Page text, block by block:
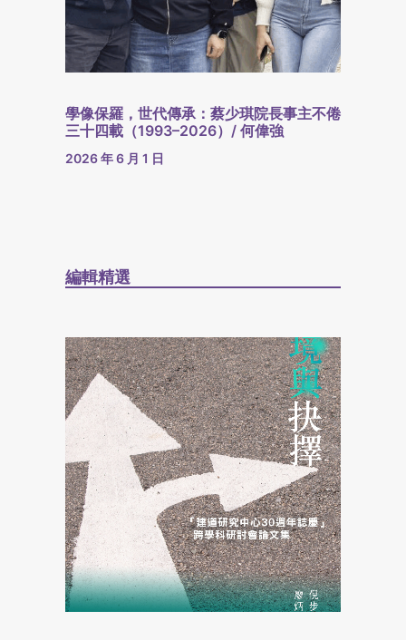
學像保羅，世代傳承：蔡少琪院長事主不倦
三十四載（1993–2026）/ 何偉強
2026 年 6 月 1 日
編輯精選